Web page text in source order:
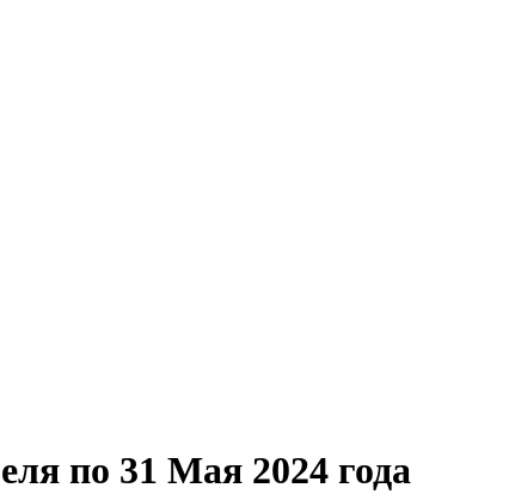
по 31 Мая 2024 года